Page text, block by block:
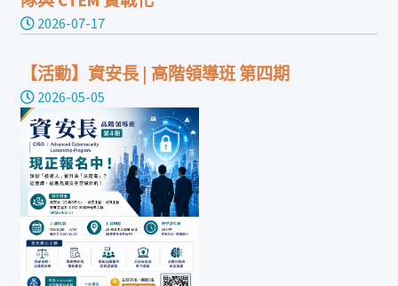
2026-07-17
【活動】資安長 | 高階領導班 第四期
2026-05-05